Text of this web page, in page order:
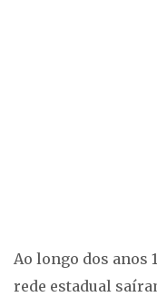
Ao longo dos anos
rede estadual